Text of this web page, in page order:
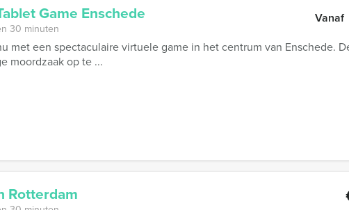
Game Enschede Vanaf
30 minuten
met een spectaculaire virtuele game in het centrum van Enschede.
moordzaak op te ...
Rotterdam